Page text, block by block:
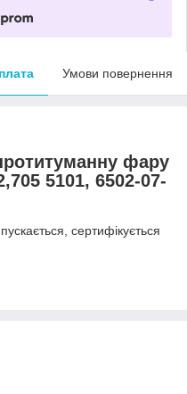
Умови повернення
фару
5101, 6502-07-
сертифікується